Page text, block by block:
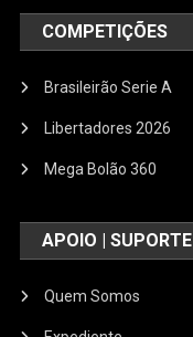
COMPETIÇÕES
Brasileirão Serie A
Libertadores 2026
Mega Bolão 360
APOIO | SUPORTE
Quem Somos